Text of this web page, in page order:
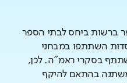
ברשות ביחס לבתי הספר
השתתפו במבחני
בסקרי ראמ"ה. לכן,
בהתאם להיקף